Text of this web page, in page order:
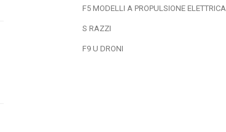
F5 MODELLI A PROPULSIONE ELETTRICA
S RAZZI
F9 U DRONI